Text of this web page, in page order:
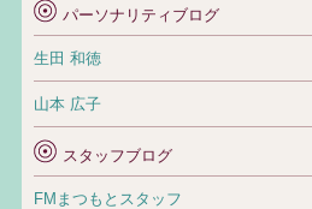
パーソナリティブログ
生田 和徳
山本 広子
スタッフブログ
FMまつもとスタッフ